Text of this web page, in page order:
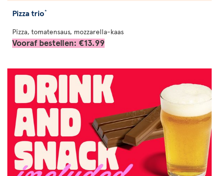
Pizza trio*
Pizza, tomatensaus, mozzarella-kaas
Vooraf bestellen: €13.99